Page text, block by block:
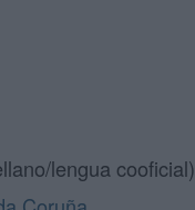
lengua cooficial)